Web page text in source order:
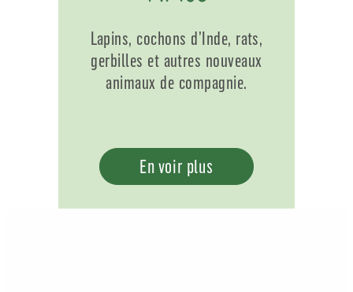
Lapins, cochons d’Inde, rats,
gerbilles et autres nouveaux
animaux de compagnie.
En voir plus